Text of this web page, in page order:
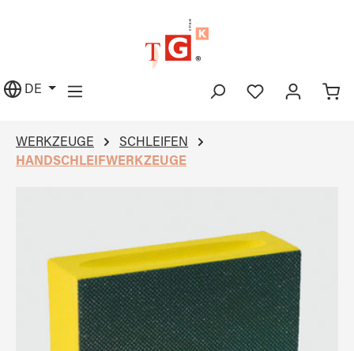
DE
WERKZEUGE
SCHLEIFEN
HANDSCHLEIFWERKZEUGE